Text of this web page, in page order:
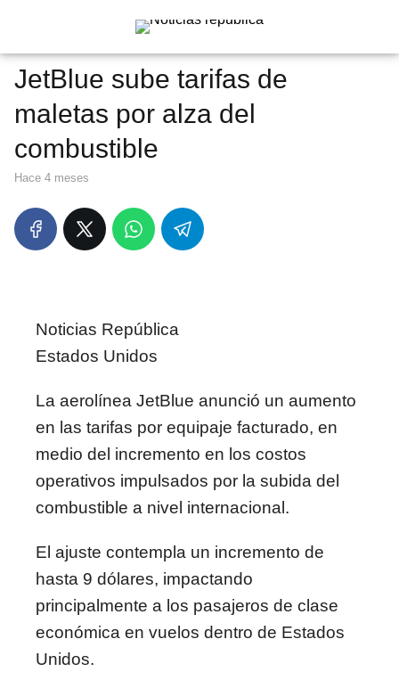
JetBlue sube tarifas de
maletas por alza del
combustible
hace 4 meses
Noticias República
Estados Unidos
La aerolínea JetBlue anunció un aumento
en las tarifas por equipaje facturado, en
medio del incremento en los costos
operativos impulsados por la subida del
combustible a nivel internacional.
El ajuste contempla un incremento de
hasta 9 dólares, impactando
principalmente a los pasajeros de clase
económica en vuelos dentro de Estados
Unidos.